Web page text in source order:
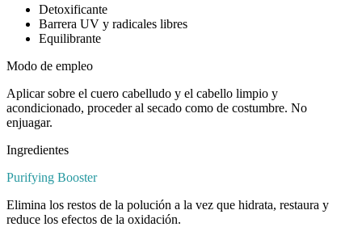
Detoxificante
Barrera UV y radicales libres
Equilibrante
Modo de empleo
Aplicar sobre el cuero cabelludo y el cabello limpio y
acondicionado, proceder al secado como de costumbre. No
enjuagar.
Ingredientes
Purifying Booster
Elimina los restos de la polución a la vez que hidrata, restaura y
reduce los efectos de la oxidación.